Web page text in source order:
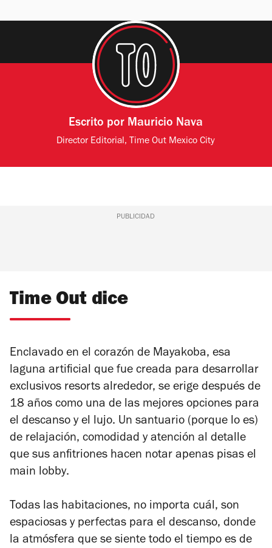
Escrito por Mauricio Nava
Director Editorial, Time Out Mexico City
PUBLICIDAD
Time Out dice
Enclavado en el corazón de Mayakoba, esa
laguna artificial que fue creada para desarrollar
exclusivos resorts alrededor, se erige después de
18 años como una de las mejores opciones para
el descanso y el lujo. Un santuario (porque lo es)
de relajación, comodidad y atención al detalle
que sus anfitriones hacen notar apenas pisas el
main lobby.
Todas las habitaciones, no importa cuál, son
espaciosas y perfectas para el descanso, donde
la atmósfera que se siente todo el tiempo es de